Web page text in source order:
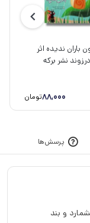
باران ندیده اثر
نشر برکه
88,000تومان
پرسش‌ها
و بند